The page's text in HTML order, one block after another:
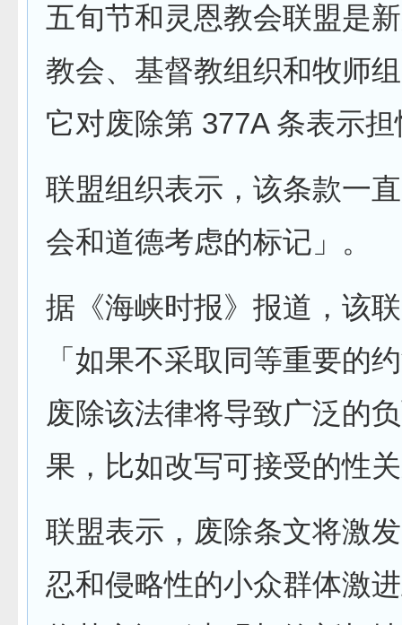
五旬节和灵恩教会联盟是
教会、基督教组织和牧师
它对废除第 377A 条表示
联盟组织表示，该条款一
会和道德考虑的标记」。
据《海峡时报》报道，该
「如果不采取同等重要的
废除该法律将导致广泛的
果，比如改写可接受的性
联盟表示，废除条文将激
忍和侵略性的小众群体激